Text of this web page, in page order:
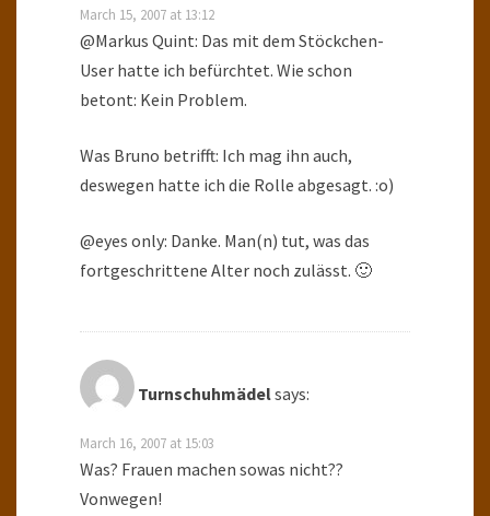
March 15, 2007 at 13:12
@Markus Quint: Das mit dem Stöckchen-
User hatte ich befürchtet. Wie schon
betont: Kein Problem.
Was Bruno betrifft: Ich mag ihn auch,
deswegen hatte ich die Rolle abgesagt. :o)
@eyes only: Danke. Man(n) tut, was das
fortgeschrittene Alter noch zulässt. 🙂
Turnschuhmädelsays:
March 16, 2007 at 15:03
Was? Frauen machen sowas nicht??
Vonwegen!